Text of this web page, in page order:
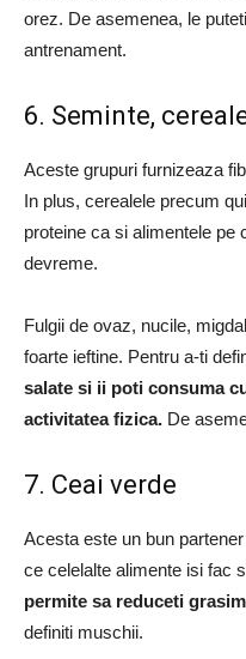
orez. De asemenea, le
antrenament.
6. Seminte,
Aceste grupuri furnizeaza
In plus, cerealele precum
proteine ​​ca si alimentele pe
devreme.
Fulgii de ovaz, nucile,
foarte ieftine. Pentru a-ti
salate si ii poti consuma
activitatea fizica. De
7. Ceai verde
Acesta este un bun
ce celelalte alimente isi fac
permite sa reduceti
definiti muschii.